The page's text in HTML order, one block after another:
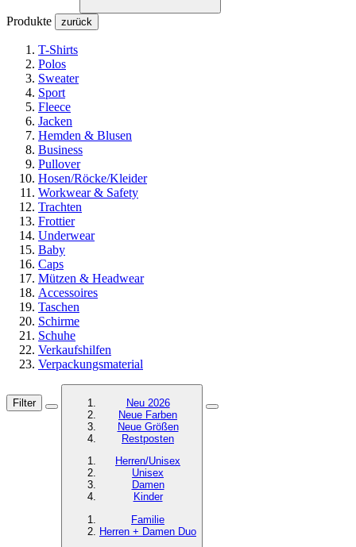
Produkte zurück
T-Shirts
Polos
Sweater
Sport
Fleece
Jacken
Hemden & Blusen
Business
Pullover
Hosen/Röcke/Kleider
Workwear & Safety
Trachten
Frottier
Underwear
Baby
Caps
Mützen & Headwear
Accessoires
Taschen
Schirme
Schuhe
Verkaufshilfen
Verpackungsmaterial
Filter
Neu 2026
Neue Farben
Neue Größen
Restposten
Herren/Unisex
Unisex
Damen
Kinder
Familie
Herren + Damen Duo